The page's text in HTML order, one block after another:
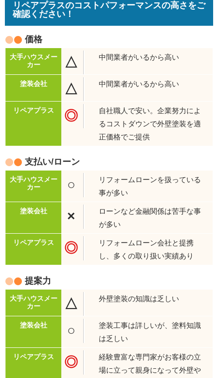
リペアプラスのコストパフォーマンスの高さをご
確認ください！
価格
△ 中間業者がいるから高い
△ 中間業者がいるから高い
◎
自社職人で安い。企業努力によ
るコストダウンで外壁塗装を適
正価格でご提供
支払い/ローン
○
リフォームローンを扱っている
事が多い
×
ローンなど金融関係は苦手な事
が多い
◎
リフォームローン会社と提携
し、多くの取り扱い実績あり
提案力
△ 外壁塗装の知識は乏しい
○
塗装工事は詳しいが、塗料知識
は乏しい
◎
経験豊富な専門家がお客様の立
場に立って親身になって外壁や